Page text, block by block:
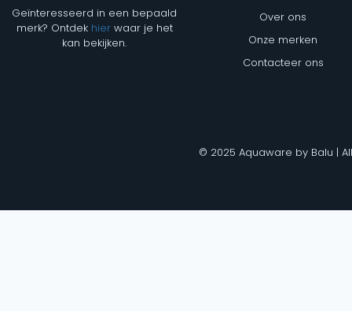
Geïnteresseerd in een bepaald
merk? Ontdek hierwaar je het
kan bekijken.
Over ons
Onze merken
Contacteer ons
© 2025 Aquaware by Balu |